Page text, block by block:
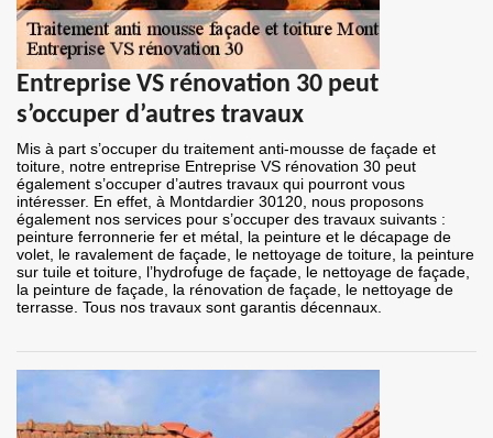
Entreprise VS rénovation 30 peut
s’occuper d’autres travaux
Mis à part s’occuper du traitement anti-mousse de façade et
toiture, notre entreprise Entreprise VS rénovation 30 peut
également s’occuper d’autres travaux qui pourront vous
intéresser. En effet, à Montdardier 30120, nous proposons
également nos services pour s’occuper des travaux suivants :
peinture ferronnerie fer et métal, la peinture et le décapage de
volet, le ravalement de façade, le nettoyage de toiture, la peinture
sur tuile et toiture, l’hydrofuge de façade, le nettoyage de façade,
la peinture de façade, la rénovation de façade, le nettoyage de
terrasse. Tous nos travaux sont garantis décennaux.